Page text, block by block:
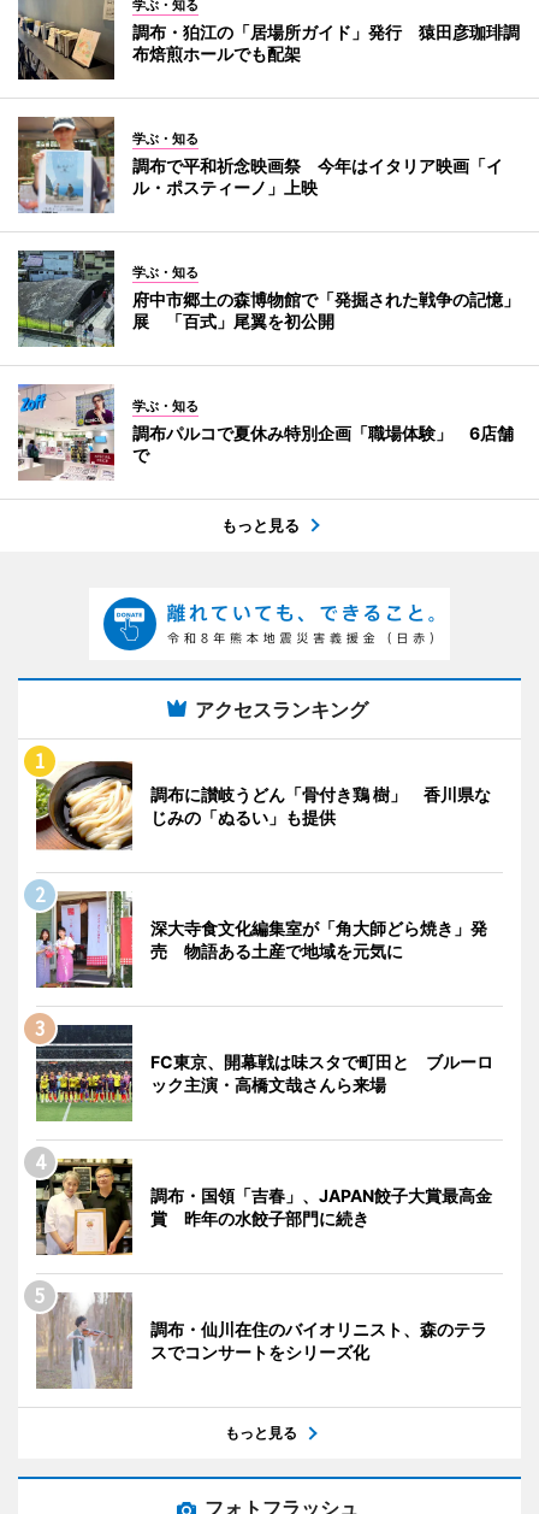
学ぶ・知る
調布・狛江の「居場所ガイド」発行 猿田彦珈琲調
布焙煎ホールでも配架
学ぶ・知る
調布で平和祈念映画祭 今年はイタリア映画「イ
ル・ポスティーノ」上映
学ぶ・知る
府中市郷土の森博物館で「発掘された戦争の記憶」
展 「百式」尾翼を初公開
学ぶ・知る
調布パルコで夏休み特別企画「職場体験」 6店舗
で
もっと見る
アクセスランキング
調布に讃岐うどん「骨付き鶏 樹」 香川県な
じみの「ぬるい」も提供
深大寺食文化編集室が「角大師どら焼き」発
売 物語ある土産で地域を元気に
FC東京、開幕戦は味スタで町田と ブルーロ
ック主演・高橋文哉さんら来場
調布・国領「吉春」、JAPAN餃子大賞最高金
賞 昨年の水餃子部門に続き
調布・仙川在住のバイオリニスト、森のテラ
スでコンサートをシリーズ化
もっと見る
フォトフラッシュ